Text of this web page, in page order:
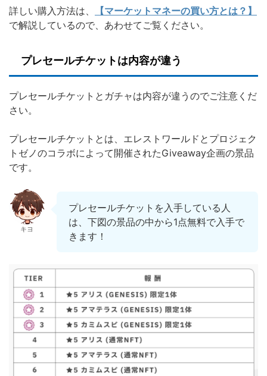
詳しい購入方法は、
【マーケットマネーの買い方とは？】
で解説しているので、あわせてご覧ください。
プレセールチケットは内容が違う
プレセールチケットとガチャは内容が違うのでご注意くだ
さい。
プレセールチケットとは、エレストワールドとプロジェク
トゼノのコラボによって開催されたGiveaway企画の景品
です。
キヨ
プレセールチケットを入手している人
は、下図の景品の中から1点無料で入手で
きます！